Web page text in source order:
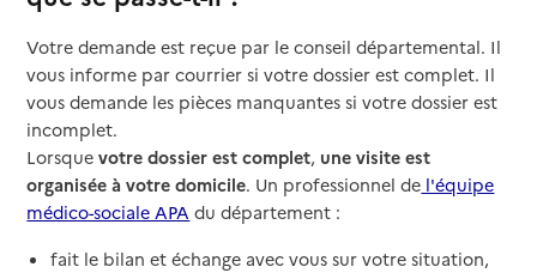
Votre demande est reçue par le conseil départemental. Il
vous informe par courrier si votre dossier est complet. Il
vous demande les pièces manquantes si votre dossier est
incomplet.
Lorsquevotre dossier est complet, une visite est
organisée à votre domicile. Un professionnel de l'équipe
médico-sociale APA du département :
fait le bilan et échange avec vous sur votre situation,